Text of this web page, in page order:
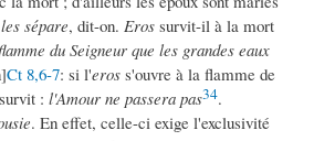
sépare, dit-on. Eros survit-il à la mort
du Seigneur que les grandes eaux
Ct 8,6-7: si l'eros s'ouvre à la flamme de
: l'Amour ne passera pas34.
. En effet, celle-ci exige l'exclusivité